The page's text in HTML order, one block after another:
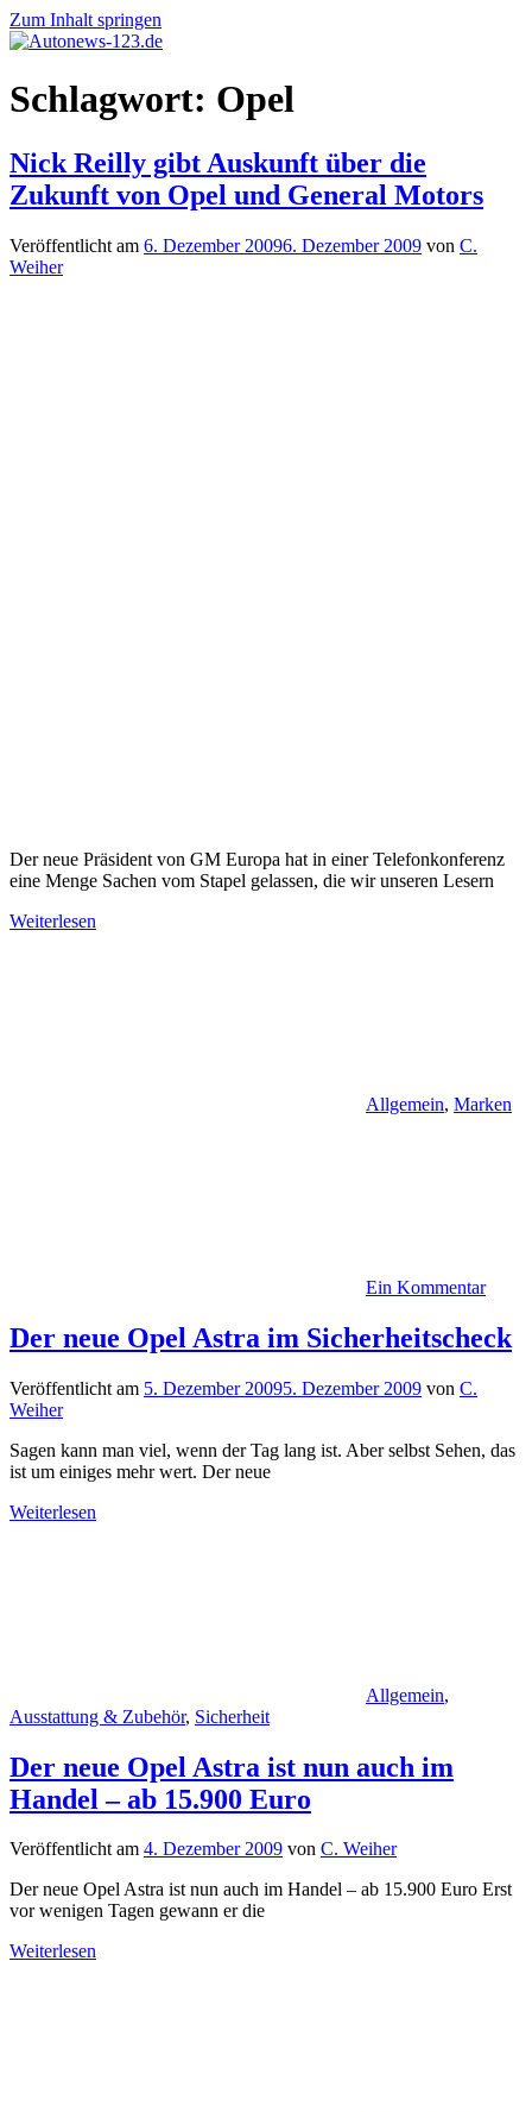
Zum Inhalt springen
Autonews-
123.de
Autonews
mit
Schlagwort: Opel
Nick Reilly gibt Auskunft über die
Zukunft von Opel und General Motors
Veröffentlicht am 6. Dezember 20096. Dezember 2009 von C.
Weiher
Der neue Präsident von GM Europa hat in einer Telefonkonferenz
eine Menge Sachen vom Stapel gelassen, die wir unseren Lesern
Weiterlesen
Allgemein, Marken
Ein Kommentar
Der neue Opel Astra im Sicherheitscheck
Veröffentlicht am 5. Dezember 20095. Dezember 2009 von C.
Weiher
Sagen kann man viel, wenn der Tag lang ist. Aber selbst Sehen, das
ist um einiges mehr wert. Der neue
Weiterlesen
Allgemein,
Ausstattung & Zubehör, Sicherheit
Der neue Opel Astra ist nun auch im
Handel – ab 15.900 Euro
Veröffentlicht am 4. Dezember 2009 von C. Weiher
Der neue Opel Astra ist nun auch im Handel – ab 15.900 Euro Erst
vor wenigen Tagen gewann er die
Weiterlesen